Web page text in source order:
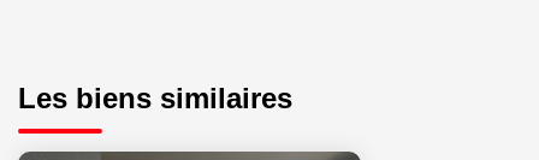
Les biens similaires